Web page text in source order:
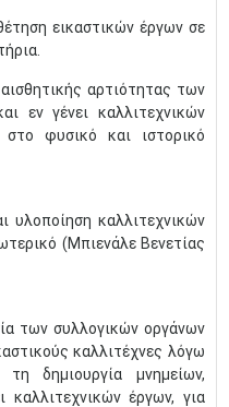
εικαστικών έργων σε
αρτιότητας των
εν γένει καλλιτεχνικών
φυσικό και ιστορικό
υλοποίηση καλλιτεχνικών
(Μπιενάλε Βενετίας
των συλλογικών οργάνων
καλλιτέχνες λόγω
τη δημιουργία μνημείων,
καλλιτεχνικών έργων, για